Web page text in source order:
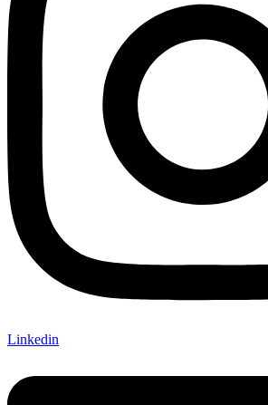
Linkedin